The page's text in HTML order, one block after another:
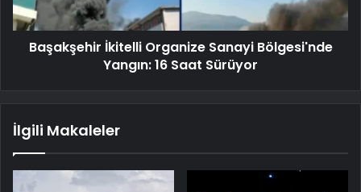
Başakşehir İkitelli Organize Sanayi Bölgesi'nde
Yangın: 16 Saat Sürüyor
İlgili Makaleler